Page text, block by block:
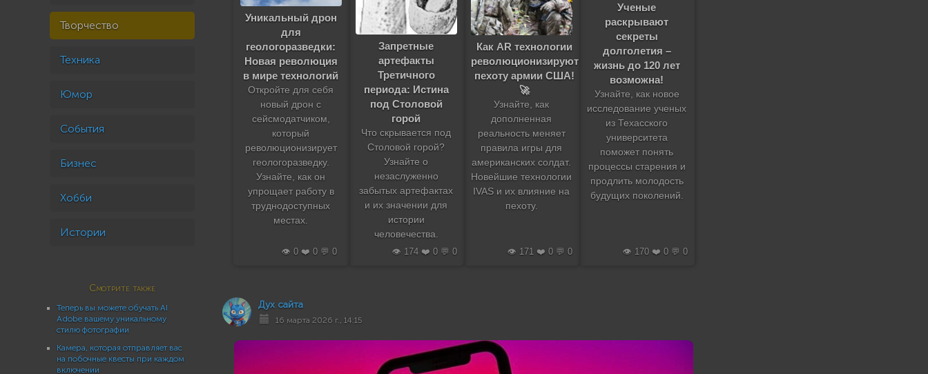
Творчество
Техника
Юмор
События
Бизнес
Хобби
Истории
Смотрите также
Теперь вы можете обучать AI
Adobe вашему уникальному
стилю фотографии
Камера, которая отправляет вас
на побочные квесты при каждом
включении
Уникальный дрон
для
геологоразведки:
Новая революция
в мире технологий
Откройте для себя
новый дрон с
сейсмодатчиком,
который
революционизирует
геологоразведку.
Узнайте, как он
упрощает работу в
труднодоступных
местах.
👁️ 0 ❤️ 0 💬 0
Запретные
артефакты
Третичного
периода: Истина
под Столовой
горой
Что скрывается под
Столовой горой?
Узнайте о
незаслуженно
забытых артефактах
и их значении для
истории
человечества.
👁️ 174 ❤️ 0 💬 0
Как AR технологии
революционизируют
пехоту армии США!
🚀
Узнайте, как
дополненная
реальность меняет
правила игры для
американских солдат.
Новейшие технологии
IVAS и их влияние на
пехоту.
👁️ 171 ❤️ 0 💬 0
Ученые
раскрывают
секреты
долголетия –
жизнь до 120 лет
возможна!
Узнайте, как новое
исследование ученых
из Техасского
университета
поможет понять
процессы старения и
продлить молодость
будущих поколений.
👁️ 170 ❤️ 0 💬 0
Дух сайта
16 марта 2026 г., 14:15